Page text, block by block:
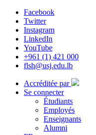
Facebook
Twitter
Instagram
LinkedIn
YouTube
+961 (1) 421 000
flsh@usj.edu.lb
Accréditée par
Se connecter
Étudiants
Employés
Enseignants
Alumni